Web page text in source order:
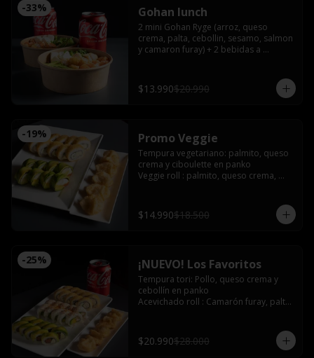
-33% Gohan lunch
2 mini Gohan Ryge (arroz, queso
crema, palta, cebollin, sesamo, salmon
y camaron furay) + 2 bebidas a
$13.990$20.990
-19% Promo Veggie
Tempura vegetariano: palmito, queso
crema y ciboulette en panko
Veggie roll : palmito, queso crema,
Gyozas de champiñón queso
$14.990$18.500
-25% ¡NUEVO! Los Favoritos
Tempura tori: Pollo, queso crema y
cebollín en panko
Acevichado roll : Camarón furay, palta,
Avocado sake : Salmón, queso crema y
ciboulette envuelto en palta
$20.990$28.000